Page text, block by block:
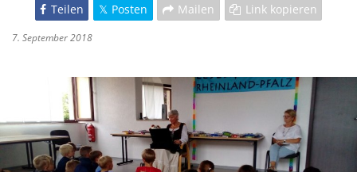
Teilen Posten Mailen Link kopieren
7. September 2018